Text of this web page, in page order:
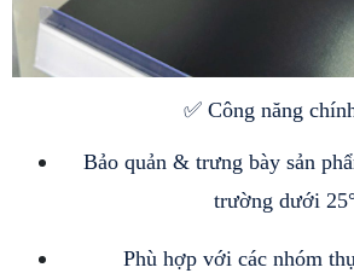
✅ Công năng
Bảo quản & trưng bày sản
trường dưới
Phù hợp với các nhóm